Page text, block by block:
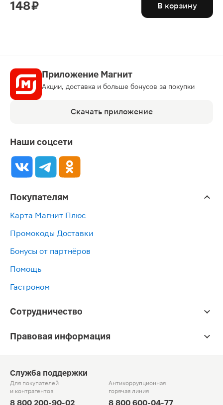
148 ₽ В корзину
Приложение Магнит
Акции, доставка и больше бонусов за покупки
Скачать приложение
Наши соцсети
Покупателям
Карта Магнит Плюс
Промокоды Доставки
Бонусы от партнёров
Помощь
Гастроном
Сотрудничество
Правовая информация
Служба поддержки
Для покупателей
и контрагентов
8 800 200-90-02
Антикоррупционная
горячая линия
8 800 600-04-77